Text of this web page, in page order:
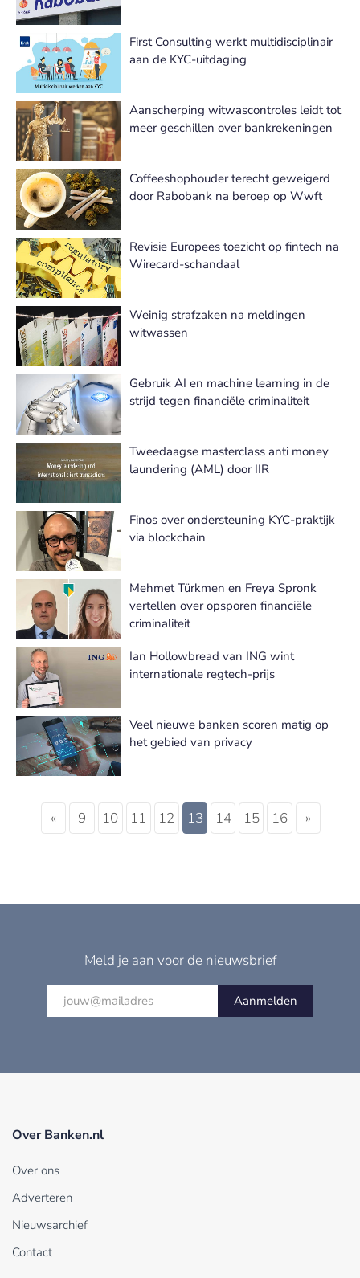
First Consulting werkt multidisciplinair
aan de KYC-uitdaging
Aanscherping witwascontroles leidt tot
meer geschillen over bankrekeningen
Coffeeshophouder terecht geweigerd
door Rabobank na beroep op Wwft
Revisie Europees toezicht op fintech na
Wirecard-schandaal
Weinig strafzaken na meldingen
witwassen
Gebruik AI en machine learning in de
strijd tegen financiële criminaliteit
Tweedaagse masterclass anti money
laundering (AML) door IIR
Finos over ondersteuning KYC-praktijk
via blockchain
Mehmet Türkmen en Freya Spronk
vertellen over opsporen financiële
criminaliteit
Ian Hollowbread van ING wint
internationale regtech-prijs
Veel nieuwe banken scoren matig op
het gebied van privacy
« 9 10 11 12 13 14 15 16 »
Meld je aan voor de nieuwsbrief
Aanmelden
Over Banken.nl
Over ons
Adverteren
Nieuwsarchief
Contact